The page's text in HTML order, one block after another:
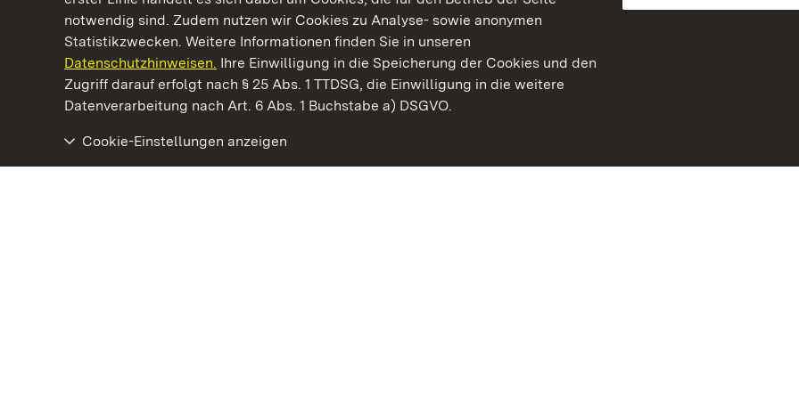
notwendig sind. Zudem nutzen wir Cookies zu Analyse- sowie anonymen
Statistikzwecken. Weitere Informationen finden Sie in unseren
Datenschutzhinweisen. Ihre Einwilligung in die Speicherung der Cookies und den
Zugriff darauf erfolgt nach § 25 Abs. 1 TTDSG, die Einwilligung in die weitere
Datenverarbeitung nach Art. 6 Abs. 1 Buchstabe a) DSGVO.
Cookie-Einstellungen anzeigen
Kommen. Staunen. Genießen.